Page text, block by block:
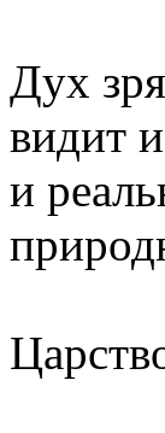
Дух
видит
и